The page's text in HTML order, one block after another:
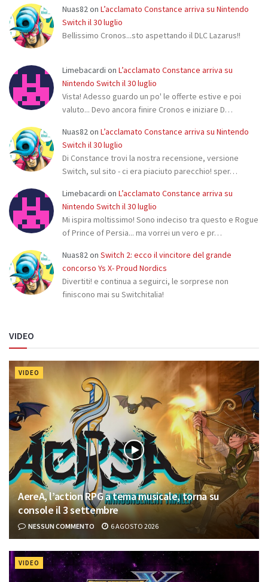
Nuas82 on L’acclamato Constance arriva su Nintendo
Switch il 30 luglio
Bellissimo Cronos...sto aspettando il DLC Lazarus!!
Limebacardi on L’acclamato Constance arriva su
Nintendo Switch il 30 luglio
Vista! Adesso guardo un po' le offerte estive e poi
valuto... Devo ancora finire Cronos e iniziare D…
Nuas82on L’acclamato Constance arriva su Nintendo
Switch il 30 luglio
Di Constance trovi la nostra recensione, versione
Switch, sul sito - ci era piaciuto parecchio! sper…
Limebacardi on L’acclamato Constance arriva su
Nintendo Switch il 30 luglio
Mi ispira moltissimo! Sono indeciso tra questo e Rogue
of Prince of Persia... ma vorrei un vero e pr…
Nuas82on Switch 2: ecco il vincitore del grande
concorso Ys X- Proud Nordics
Divertiti! e continua a seguirci, le sorprese non
finiscono mai su Switchitalia!
VIDEO
VIDEO
AereA, l’action RPG a tema musicale, torna su
console il 3 settembre
NESSUN COMMENTO 6 AGOSTO 2026
VIDEO